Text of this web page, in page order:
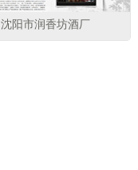
沈阳市润香坊酒厂